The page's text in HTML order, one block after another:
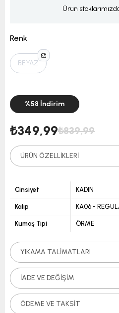
Ürün
Renk
BEYAZ
%58 İndirim
₺839,99
₺349,99
ÜRÜN ÖZELLIKLERI
Cinsiyet KADIN
Kalıp KA06 -
Kumaş Tipi ÖRME
YIKAMA TALIMATLARI
İADE VE DEĞIŞIM
ÖDEME VE TAKSIT